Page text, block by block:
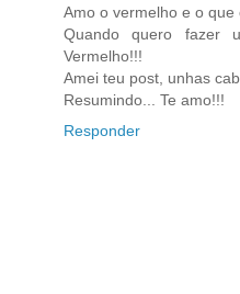
Amo o vermelho e o que
Quando quero fazer
Vermelho!!!
Amei teu post, unhas
Resumindo... Te amo!!!
Responder